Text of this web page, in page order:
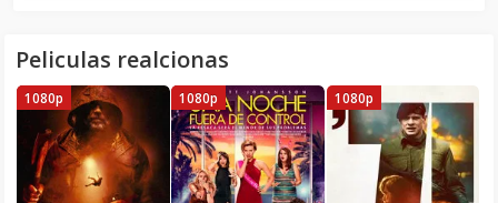
Peliculas realcionas
1080p 1080p 1080p